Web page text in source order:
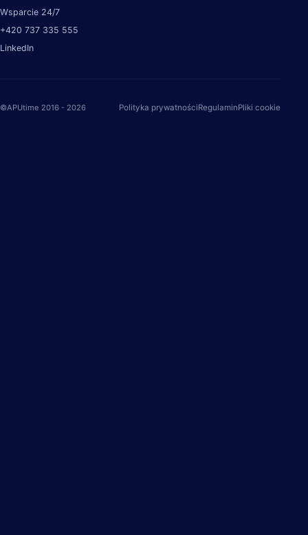
Wsparcie 24/7
+420 737 335 555
LinkedIn
©APUtime 2016 - 2026 Polityka prywatnościRegulaminPliki cookie